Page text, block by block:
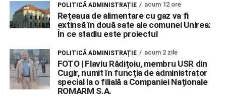
POLITICĂ ADMINISTRAȚIE acum 12 ore
Rețeaua de alimentare cu gaz va fi
extinsă în două sate ale comunei Unirea:
În ce stadiu este proiectul
POLITICĂ ADMINISTRAȚIE acum 2 zile
FOTO | Flaviu Rădițoiu, membru USR din
Cugir, numit în funcția de administrator
special la o filială a Companiei Naționale
ROMARM S.A.